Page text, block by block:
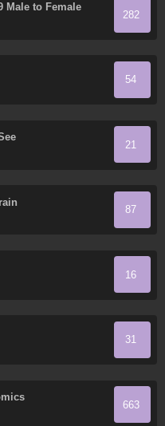
Male to Female
(Fan Colored)
282
54
21
87
16
31
663